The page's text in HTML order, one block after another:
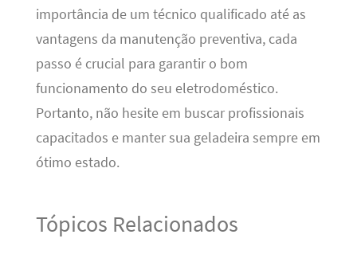
importância de um técnico qualificado até as
vantagens da manutenção preventiva, cada
passo é crucial para garantir o bom
funcionamento do seu eletrodoméstico.
Portanto, não hesite em buscar profissionais
capacitados e manter sua geladeira sempre em
ótimo estado.
Tópicos Relacionados